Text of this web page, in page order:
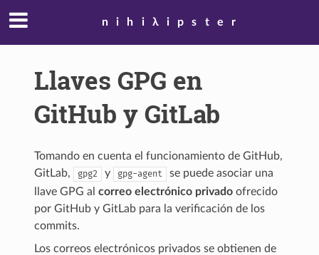
nihiλipster
Llaves GPG en
GitHub y GitLab
Tomando en cuenta el funcionamiento de GitHub,
GitLab,
gpg2 y gpg-agent
se puede asociar una
llave GPG alcorreo electrónico privado ofrecido
por GitHub y GitLab para la verificación de los
commits.
Los correos electrónicos privados se obtienen de